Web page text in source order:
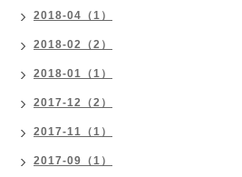
2018-04（1）
2018-02（2）
2018-01（1）
2017-12（2）
2017-11（1）
2017-09（1）